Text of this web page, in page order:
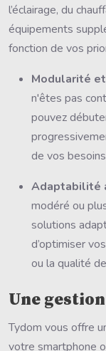
l’éclairage, du
équipements
fonction de vos
Modularité
n'êtes pas
pouvez
de vos
Adaptabilité
modéré ou
solutions
d’optimiser
ou la qualité
Une
Tydom vous offre
votre smartphone